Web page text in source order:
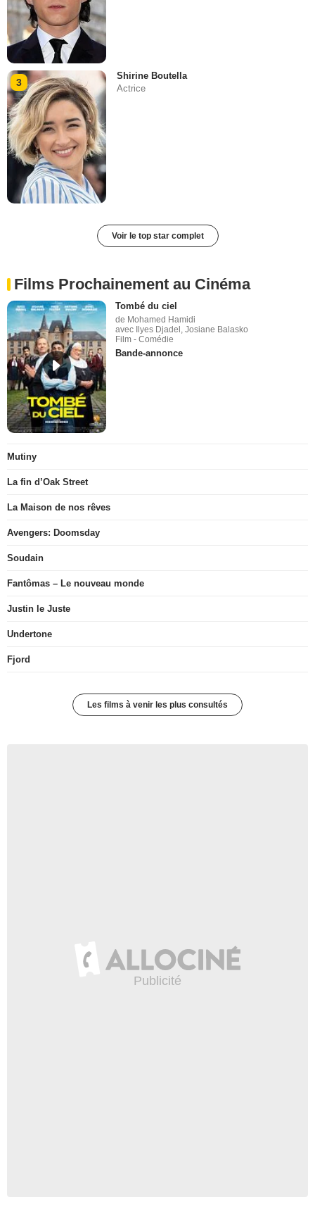
3
Shirine Boutella
Actrice
Voir le top star complet
Films Prochainement au Cinéma
Tombé du ciel
de Mohamed Hamidi
avec Ilyes Djadel, Josiane Balasko
Film - Comédie
Bande-annonce
Mutiny
La fin d’Oak Street
La Maison de nos rêves
Avengers: Doomsday
Soudain
Fantômas – Le nouveau monde
Justin le Juste
Undertone
Fjord
Les films à venir les plus consultés